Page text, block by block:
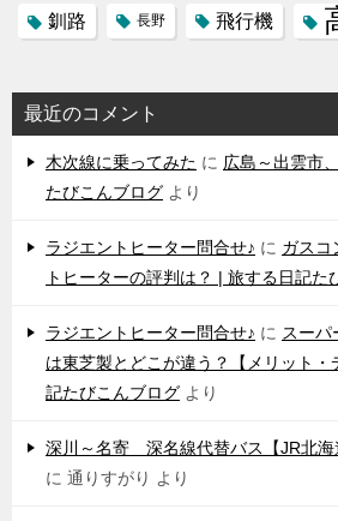
釧路
長野 飛行機
最近のコメント
木次線に乗ってみた に 広島～出雲市
たびこんブログ より
ラジエントヒーター問合せ♪ に ガスコ
トヒーターの評判は？ | 旅する日記た
ラジエントヒーター問合せ♪ に スーパ
は東芝製とどこが違う？【メリット・
記たびこんブログ より
深川～名寄 深名線代替バス【JR北
に 通りすがり より